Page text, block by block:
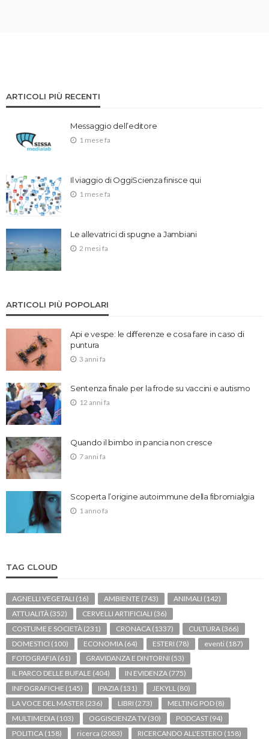
ARTICOLI PIÙ RECENTI
Messaggio dell’editore
1 mese fa
Il viaggio di OggiScienza finisce qui
1 mese fa
Le allevatrici di spugne a Jambiani
2 mesi fa
ARTICOLI PIÙ POPOLARI
Api e vespe: le differenze e cosa fare in caso di
puntura
3 anni fa
Sentenza finale per la frode su vaccini e autismo
12 anni fa
Quando il bimbo in pancia non cresce
7 anni fa
Scoperta l’origine autoimmune della fibromialgia
1 anno fa
TAG CLOUD
AGNELLI VEGETALI (16) AMBIENTE (743) ANIMALI (142)
ATTUALITÀ (352) CERVELLI ARTIFICIALI (36)
COSTUME E SOCIETÀ (231) CRONACA (1337) CULTURA (366)
DOMESTICI (100) ECONOMIA (64) ESTERI (78) eventi (187)
FOTOGRAFIA (61) GRAVIDANZA E DINTORNI (53)
IL PARCO DELLE BUFALE (404) IN EVIDENZA (775)
INFOGRAFICHE (145) IPAZIA (131) JEKYLL (80)
LA VOCE DEL MASTER (236) LIBRI (273) MELTING POD (8)
MULTIMEDIA (103) OGGISCIENZA TV (30) PODCAST (94)
POLITICA (158) ricerca (2083) RICERCANDO ALL'ESTERO (158)